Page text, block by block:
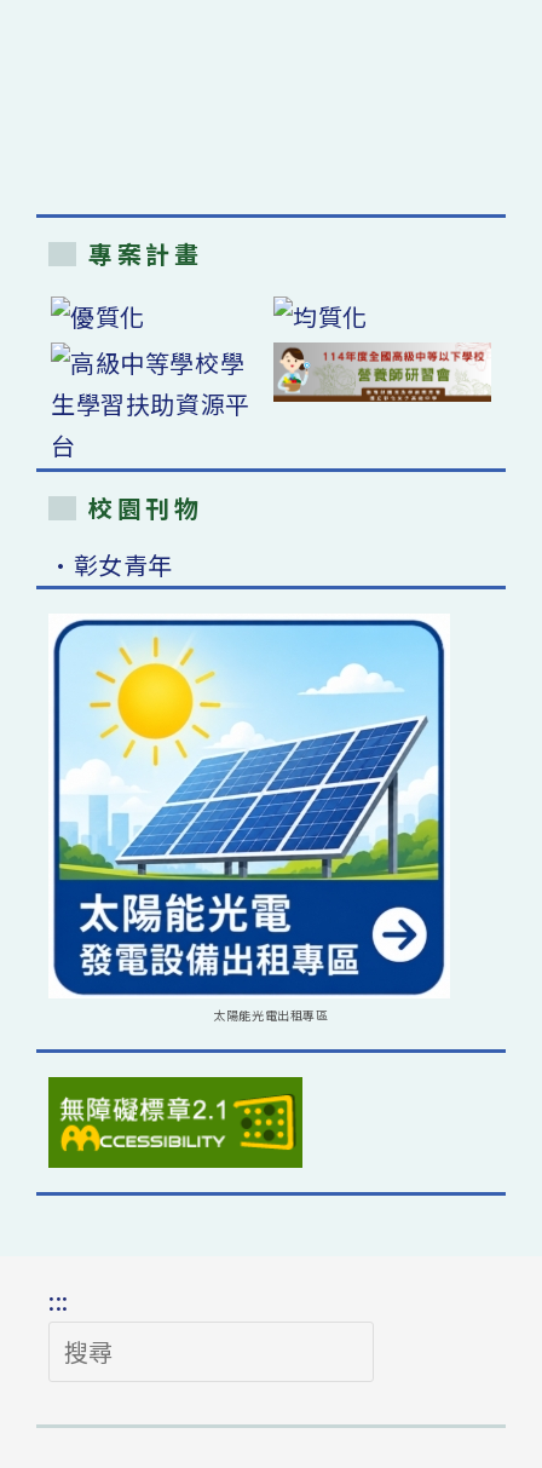
專案計畫
校園刊物
•彰女青年
太陽能光電出租專區
:::
搜
尋